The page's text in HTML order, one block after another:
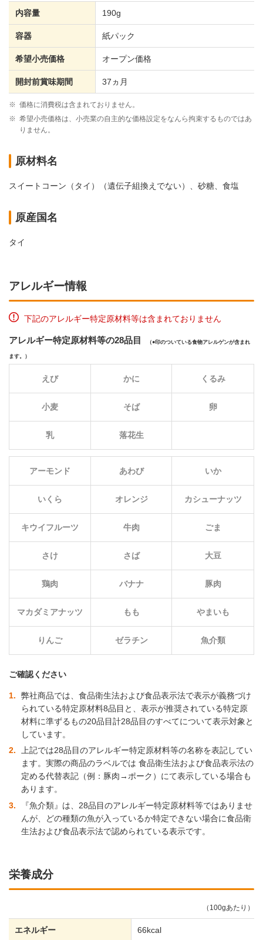
内容量 190g
容器 紙パック
希望小売価格 オープン価格
開封前賞味期間 37ヵ月
※ 価格に消費税は含まれておりません。
※ 希望小売価格は、小売業の自主的な価格設定をなんら拘束するものではあ
りません。
原材料名
スイートコーン（タイ）（遺伝子組換えでない）、砂糖、食塩
原産国名
タイ
アレルギー情報
下記のアレルギー特定原材料等は含まれておりません
アレルギー特定原材料等の28品目 （ 印のついている食物アレルゲンが含まれ
ます。）
えび かに くるみ
小麦 そば 卵
乳 落花生
アーモンド あわび いか
いくら オレンジ カシューナッツ
キウイフルーツ 牛肉 ごま
さけ さば 大豆
鶏肉 バナナ 豚肉
マカダミアナッツ もも やまいも
りんご ゼラチン 魚介類
ご確認ください
1
弊社商品では、食品衛生法および食品表示法で表示が義務づけ
られている特定原材料8品目と、表示が推奨されている特定原
材料に準ずるもの20品目計28品目のすべてについて表示対象と
しています。
2
上記では28品目のアレルギー特定原材料等の名称を表記してい
ます。実際の商品のラベルでは 食品衛生法および食品表示法の
定める代替表記（例：豚肉→ポーク）にて表示している場合も
あります。
3
『魚介類』は、28品目のアレルギー特定原材料等ではありませ
んが、どの種類の魚が入っているか特定できない場合に食品衛
生法および食品表示法で認められている表示です。
栄養成分
（100gあたり）
エネルギー 66kcal